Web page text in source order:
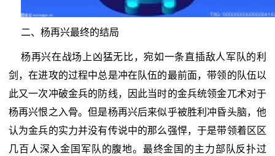
二、杨再兴最终的结局
杨再兴在战场上凶猛无比，宛如一条直插敌人军队的利
剑，在进攻的过程中总是冲在队伍的最前面，带领的队伍以
此又一次冲破金兵的防线，因此当时的金兵统领金兀术对于
杨再兴恨之入骨。但是杨再兴后来似乎被胜利冲昏头脑，他
认为金兵的实力并没有传说中的那么强悍，于是带领着区区
几百人深入金国军队的腹地。最终金国的主力部队反扑过